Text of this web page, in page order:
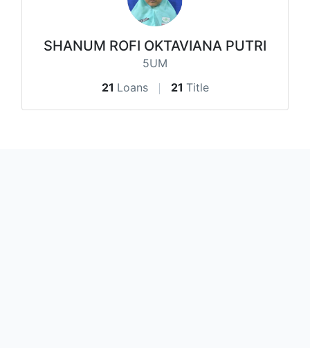
SHANUM ROFI OKTAVIANA PUTRI
5UM
21 Loans 21 Title